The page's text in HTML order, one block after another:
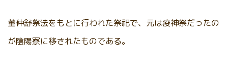
董仲舒祭法をもとに行われた祭祀で、元は疫神祭だったの
が陰陽寮に移されたものである。